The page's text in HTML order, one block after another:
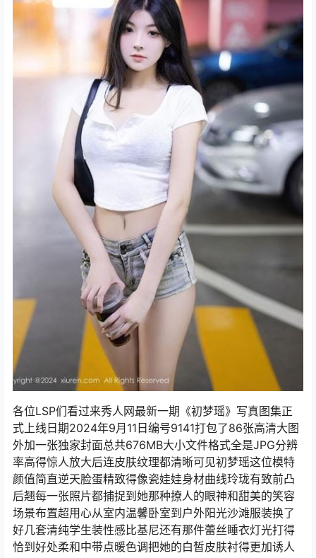
各位LSP们看过来秀人网最新一期《初梦瑶》写真图集正
式上线日期2024年9月11日编号9141打包了86张高清大图
外加一张独家封面总共676MB大小文件格式全是JPG分辨
率高得惊人放大后连皮肤纹理都清晰可见初梦瑶这位模特
颜值简直逆天脸蛋精致得像瓷娃娃身材曲线玲珑有致前凸
后翘每一张照片都捕捉到她那种撩人的眼神和甜美的笑容
场景布置超用心从室内温馨卧室到户外阳光沙滩服装换了
好几套清纯学生装性感比基尼还有那件蕾丝睡衣灯光打得
恰到好处柔和中带点暖色调把她的白皙皮肤衬得更加诱人